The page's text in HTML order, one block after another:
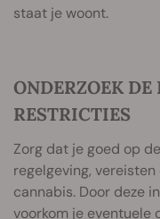
staat je woont.
ONDERZOEK DE
RESTRICTIES
Zorg dat je goed op
regelgeving,
cannabis. Door deze
voorkom je eventuele